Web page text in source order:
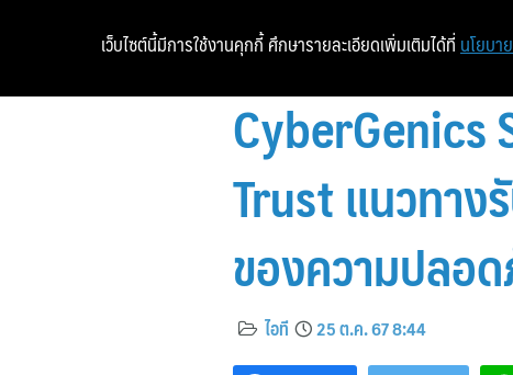
CyberGenics
Trust แนวทาง
ของความปลอ
ไอที 25 ต.ค. 67 8:44
เว็บไซต์นี้มีการใช้งานคุกกี้ ศึกษารายละเอียดเพิ่มเติมได้ที่ นโยบา